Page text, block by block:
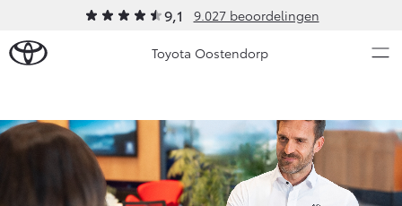
9,1 9.027 beoordelingen
Toyota Oostendorp